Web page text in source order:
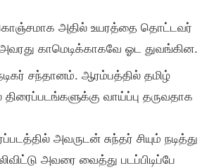
கொஞ்சமாக அதில் உயரத்தை தொட்டவர்
காமெடிக்காகவே ஓட துவங்கின.
சந்தானம். ஆரம்பத்தில் தமிழ்
வாய்ப்பு தருவதாக
அவருடன் சுந்தர் சியும் நடித்து
அவரை வைத்து படப்பிடிப்பே